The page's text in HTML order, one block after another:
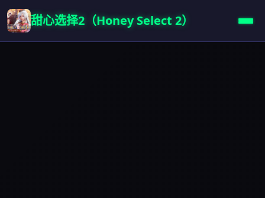
甜心选择2（Honey Select 2）